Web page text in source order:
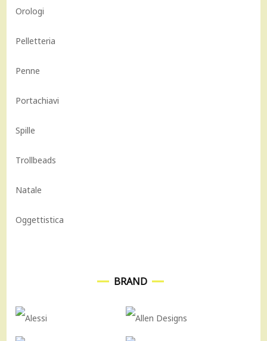
Orologi
Pelletteria
Penne
Portachiavi
Spille
Trollbeads
Natale
Oggettistica
BRAND